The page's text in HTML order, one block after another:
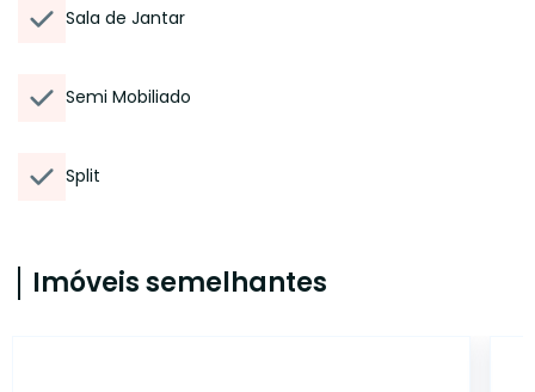
Sala de Jantar
Semi Mobiliado
Split
Imóveis semelhantes